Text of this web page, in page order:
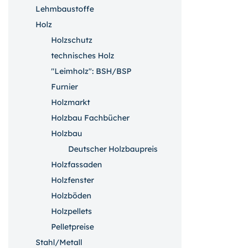
Lehmbaustoffe
Holz
Holzschutz
technisches Holz
"Leimholz": BSH/BSP
Furnier
Holzmarkt
Holzbau Fachbücher
Holzbau
Deutscher Holzbaupreis
Holzfassaden
Holzfenster
Holzböden
Holzpellets
Pelletpreise
Stahl/Metall